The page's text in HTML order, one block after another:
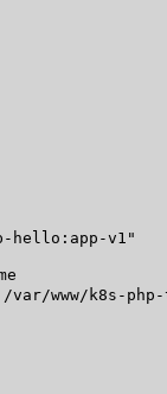
hello:app-v1"
www/k8s-